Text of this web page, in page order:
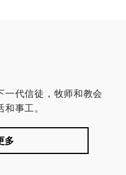
一代信徒，牧师和教会
事工。
多